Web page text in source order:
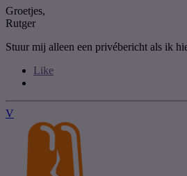
Groetjes,
Rutger
Stuur mij alleen een privébericht als ik
Like
V